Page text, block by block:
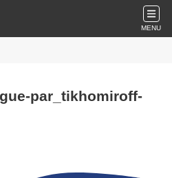
MENU
par_tikhomiroff-